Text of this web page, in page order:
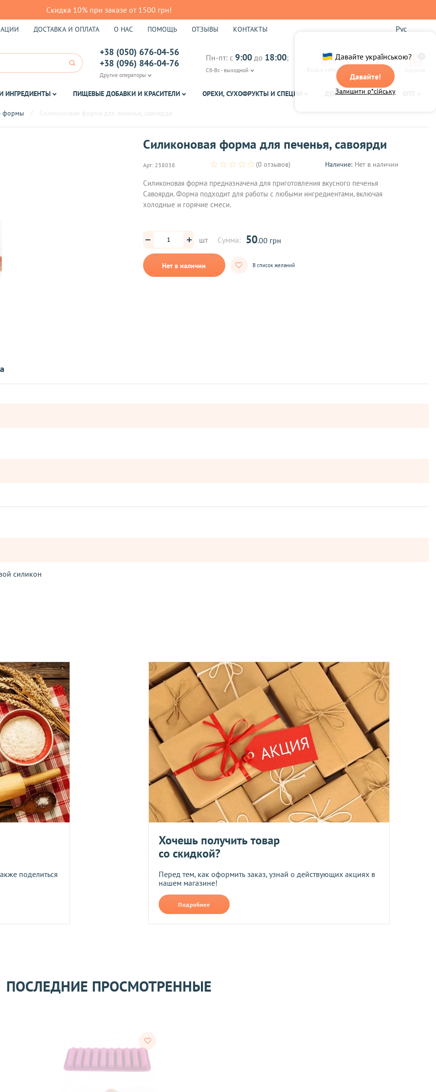
Скидка 10% при заказе от 1500 грн!
Давайте українською?
Давайте!
Залишити р*сійську
ДОСТАВКА И ОПЛАТА О НАС ПОМОЩЬ ОТЗЫВЫ КОНТАКТЫ Рус
+38 (050) 676-04-56
+38 (096) 846-04-76
Другие операторы
Пн-пт: с 9:00 до 18:00;
Сб-Вс - выходной Вход в кабинет
0
ИНГРЕДИЕНТЫ ПИЩЕВЫЕ ДОБАВКИ И КРАСИТЕЛИ ОРЕХИ, СУХОФРУКТЫ И СПЕЦИИ ДЕКОР ЧАЙ
формы
Силиконовая форма для печенья, савоярди
Арт: 238038 (0 отзывов) Наличие: Нет в наличии
Силиконовая форма предназначена для приготовления вкусного печенья
Савоярди. Форма подходит для работы с любыми ингредиентами, включая
холодные и горячие смеси.
шт Сумма: 50.00 грн
Нет в наличии В список желаний
силикон
Я даю согласие на обработку моих персональных данных
Прикрепить фото
В формате jpg, png, размером не более 10 мб
оплаты.
один раз в неделю -
Оплата должна поступить до среды включительно.
с категории "ОПТ
", отправляются за счет клиента!
оператора и не распространяется на ассортимент прессованных дрожжей и товары по оптовым ценам.
скидок.
статус доставки Вашего заказа логистическим оператором, Вы получите на следующий день после отправки заказа.
в течение 14 дней. Пищевые продукты, пригодные к употреблению, возврату и обмену не подлежат.
следующим образом:
«О защите прав потребителей»
получения товара покупателем.
поделиться
Хочешь получить товар
со скидкой?
Перед тем, как оформить заказ, узнай о действующих акциях в
нашем магазине!
Подробнее
ПОСЛЕДНИЕ ПРОСМОТРЕННЫЕ